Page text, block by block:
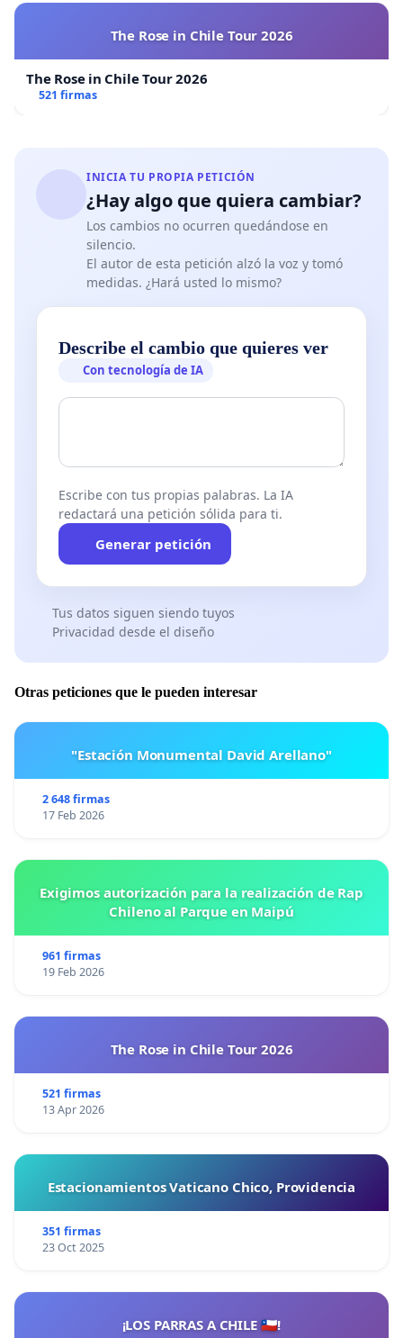
The Rose in Chile Tour 2026
The Rose in Chile Tour 2026
521 firmas
INICIA TU PROPIA PETICIÓN
¿Hay algo que quiera cambiar?
Los cambios no ocurren quedándose en
silencio.
El autor de esta petición alzó la voz y tomó
medidas. ¿Hará usted lo mismo?
Describe el cambio que quieres ver
Con tecnología de IA
Escribe con tus propias palabras. La IA
redactará una petición sólida para ti.
Generar petición
Tus datos siguen siendo tuyos
Privacidad desde el diseño
Otras peticiones que le pueden interesar
"Estación Monumental David Arellano"
2 648 firmas
17 Feb 2026
Exigimos autorización para la realización de Rap
Chileno al Parque en Maipú
961 firmas
19 Feb 2026
The Rose in Chile Tour 2026
521 firmas
13 Apr 2026
Estacionamientos Vaticano Chico, Providencia
351 firmas
23 Oct 2025
¡LOS PARRAS A CHILE 🇨🇱!